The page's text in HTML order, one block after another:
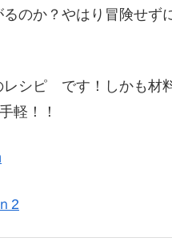
のか？やはり冒険せず
シピ です！しかも材
軽！！
2